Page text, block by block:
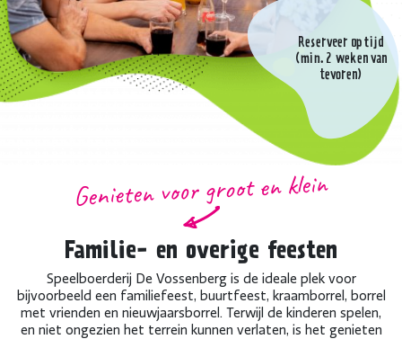
Reserveer op tijd
(min. 2 weken van
tevoren)
Genieten voor groot en klein
Familie- en overige feesten
Speelboerderij De Vossenberg is de ideale plek voor
bijvoorbeeld een familiefeest, buurtfeest, kraamborrel, borrel
met vrienden en nieuwjaarsborrel. Terwijl de kinderen spelen,
en niet ongezien het terrein kunnen verlaten, is het genieten